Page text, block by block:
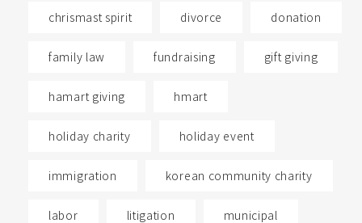
chrismast spirit divorce donation
family law fundraising gift giving
hamart giving hmart
holiday charity holiday event
immigration korean community charity
labor litigation municipal